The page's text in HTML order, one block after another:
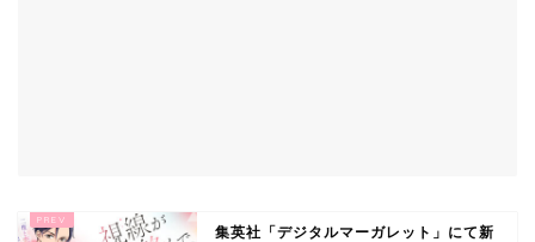
集英社「デジタルマーガレット」にて新